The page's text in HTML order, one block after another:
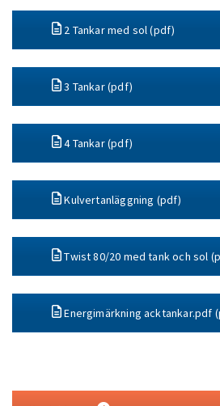
2 Tankar med sol (pdf)
3 Tankar (pdf)
4 Tankar (pdf)
Kulvertanläggning (pdf)
Twist 80/20 med tank och sol
Energimärkning acktankar.pdf